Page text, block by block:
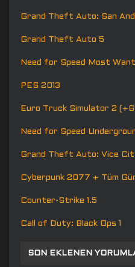
Grand Theft Auto: San
Grand Theft Auto 5
Need for Speed Most
PES 2013
Euro Truck Simulator 2
Need for Speed
Grand Theft Auto: Vice
Cyberpunk 2077 + Tüm
Counter-Strike 1.5
Call of Duty: Black Ops 1
SON EKLENEN